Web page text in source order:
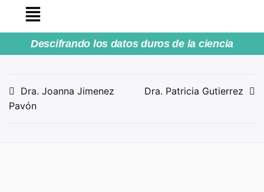
Descifrando los datos duros de la ciencia
Dra. Joanna Jimenez
Pavón
Dra. Patricia Gutierrez